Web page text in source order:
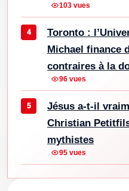
103 vues
Toronto :
Michael finance
contraires à la
96 vues
Jésus a-t-il
Christian
mythistes
95 vues